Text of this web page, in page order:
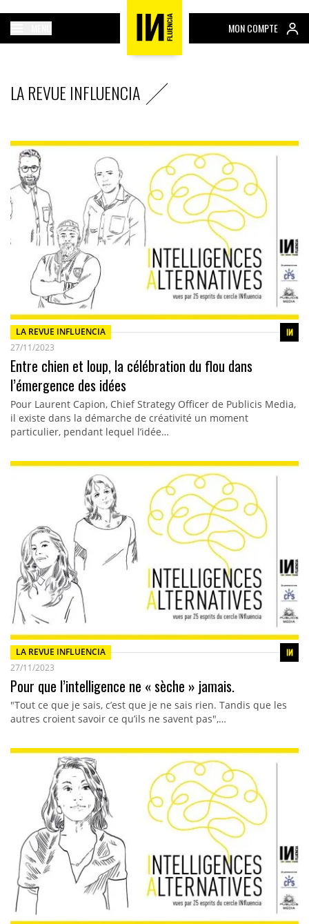
MON COMPTE
LA REVUE INFLUENCIA
LA REVUE INFLUENCIA
27/11/2023
Entre chien et loup, la célébration du flou dans
l’émergence des idées
Pour Laurent Capion, Chief Strategy Officer de Publicis Media,
il existe dans la démarche de créativité un moment
particulier, pendant lequel l’idée…
LA REVUE INFLUENCIA
27/11/2023
Pour que l’intelligence ne « sèche » jamais.
"Tout ce que je sais, c’est que je ne sais rien. Tandis que les
autres croient savoir ce qu’ils ne savent pas",…